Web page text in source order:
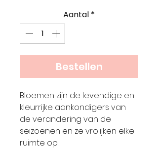
Aantal *
Bestellen
Bloemen zijn de levendige en
kleurrijke aankondigers van
de verandering van de
seizoenen en ze vrolijken elke
ruimte op.